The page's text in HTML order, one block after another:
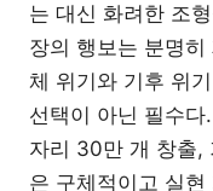
는 대신 화려한 조
장의 행보는 분명
체 위기와 기후 위
선택이 아닌 필수
자리 30만 개 창출,
은 구체적이고 실